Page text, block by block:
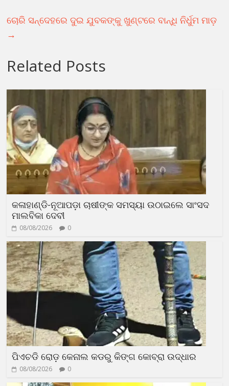
ଚୋରି ସନ୍ଦେହରେ ଦୁଇ ଯୁବକଙ୍କୁ ଖୁଣ୍ଟରେ ବାନ୍ଧି ନିର୍ଧୁମ ମାଡ଼
→
Related Posts
କଳାହାଣ୍ଡି-ନୂଆପଡ଼ା ଚାଷୀଙ୍କ ସମସ୍ୟା ଉଠାଇଲେ ସାଂସଦ
ମାଲବିକା ଦେବୀ
08/08/2026 0
ପିଏଚଡି ରୋଡ଼ କେନାଲ କଡରୁ କିଙ୍ଗ କୋବ୍ରା ଉଦ୍ଧାର
08/08/2026 0